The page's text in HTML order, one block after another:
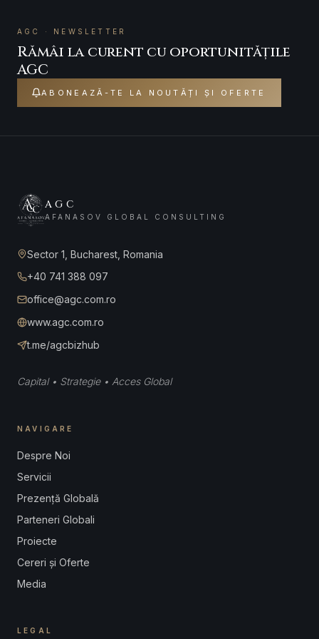
AGC · NEWSLETTER
Rămâi la curent cu oportunitățile
AGC
ABONEAZĂ-TE LA NOUTĂȚI ȘI OFERTE
AGC
AFANASOV GLOBAL CONSULTING
Sector 1, Bucharest, Romania
+40 741 388 097
office@agc.com.ro
www.agc.com.ro
t.me/agcbizhub
Capital • Strategie • Acces Global
NAVIGARE
Despre Noi
Servicii
Prezență Globală
Parteneri Globali
Proiecte
Cereri și Oferte
Media
LEGAL